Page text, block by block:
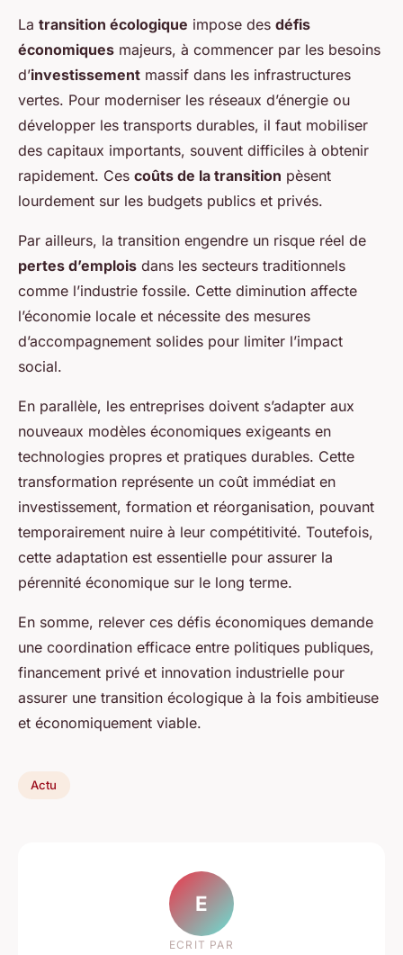
La transition écologique impose des défis
économiques majeurs, à commencer par les besoins
d’investissement massif dans les infrastructures
vertes. Pour moderniser les réseaux d’énergie ou
développer les transports durables, il faut mobiliser
des capitaux importants, souvent difficiles à obtenir
rapidement. Ces coûts de la transition pèsent
lourdement sur les budgets publics et privés.
Par ailleurs, la transition engendre un risque réel de
pertes d’emplois dans les secteurs traditionnels
comme l’industrie fossile. Cette diminution affecte
l’économie locale et nécessite des mesures
d’accompagnement solides pour limiter l’impact
social.
En parallèle, les entreprises doivent s’adapter aux
nouveaux modèles économiques exigeants en
technologies propres et pratiques durables. Cette
transformation représente un coût immédiat en
investissement, formation et réorganisation, pouvant
temporairement nuire à leur compétitivité. Toutefois,
cette adaptation est essentielle pour assurer la
pérennité économique sur le long terme.
En somme, relever ces défis économiques demande
une coordination efficace entre politiques publiques,
financement privé et innovation industrielle pour
assurer une transition écologique à la fois ambitieuse
et économiquement viable.
Actu
E
ECRIT PAR